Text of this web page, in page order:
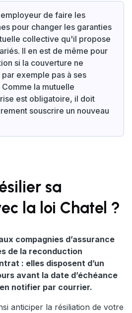
de faire les
pour changer les garanties
collective qu'il propose
Il en est de même pour
si la couverture ne
exemple pas à ses
la mutuelle
est obligatoire, il doit
souscrire un nouveau
sa
la loi Chatel ?
compagnies d’assurance
de la reconduction
: elles disposent d’un
avant la date d’échéance
notifier par courrier.
anticiper la résiliation de votre